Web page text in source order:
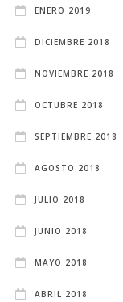
ENERO 2019
DICIEMBRE 2018
NOVIEMBRE 2018
OCTUBRE 2018
SEPTIEMBRE 2018
AGOSTO 2018
JULIO 2018
JUNIO 2018
MAYO 2018
ABRIL 2018